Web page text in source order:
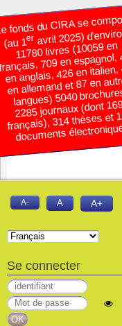
fonds du CIRA se
(au 1eravril 2025)
11780 livres (10059 en
709 en espagnol,
en anglais, 426 en
en allemand et 87 en
langues) 5040
2285 journaux (dont
français), 314 thèses et
documents
A- A A+
Se connecter